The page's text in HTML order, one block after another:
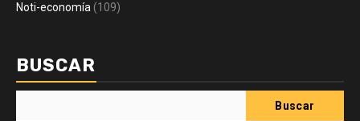
Noti-economía (109)
BUSCAR
Buscar